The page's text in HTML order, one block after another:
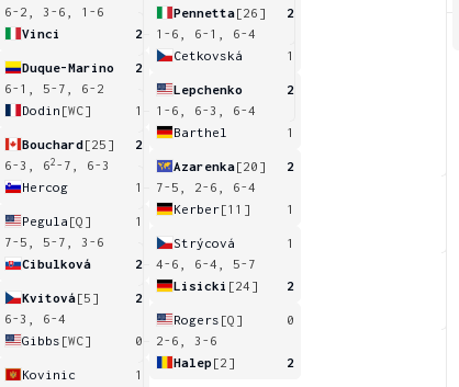
6-2, 3-6, 1-6
Vinci
2
Duque-Marino
2
6-1, 5-7, 6-2
Dodin [WC] 1
Bouchard[25]
2
6-3, 62 -7, 6-3
Hercog
1
Pegula [Q]
1
7-5, 5-7, 3-6
Cibulková
2
Kvitová[5]
2
6-3, 6-4
Gibbs [WC] 0
Kovinic
1
Pennetta[26]
2
1-6, 6-1, 6-4
Cetkovská
1
Lepchenko
2
1-6, 6-3, 6-4
Barthel
1
Azarenka[20]
2
7-5, 2-6, 6-4
Kerber[11] 1
Strýcová
1
4-6, 6-4, 5-7
Lisicki [24] 2
Rogers [Q]
0
2-6, 3-6
Halep [2] 2